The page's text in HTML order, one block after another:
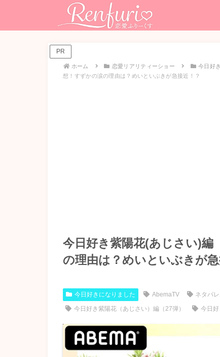
PR
ホーム 恋愛リアリティーショー 今日好
想！すずかの涙の理由は？めいといぶきが急接近！？
今日好き紫陽花(あじさい)編
の理由は？めいといぶきが急
今日好きになりました AbemaTV ネタバ
今日好き紫陽花（あじさい）編（27弾）
今日